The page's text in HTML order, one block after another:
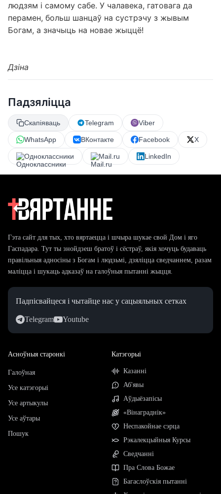
людзям і самому сабе. У чалавека, гатовага да
перамен, больш шанцаў на сустрэчу з жывым
Богам, а значыць на новае жыццё!
Дзіна
Падзяліцца
Скапіяваць Telegram Viber
WhatsApp ВКонтакте Facebook X
Одноклассники Mail.ru LinkedIn
Гэта сайт для тых, хто вяртаецца і шчыра шукае свой Дом і яго
Гаспадара. Тут ты знойдзеш братоў і сёстраў, якія хочуць будаваць
правільныя адносіны з Богам і людзьмі, дзяліцца сведчаннем, разам
маліцца і шукаць адказаў на галоўныя пытанні жыцця.
Падпісвайцеся і чытайце нас у сацыяльных сетках
Telegram Youtube
Асноўныя старонкі
Галоўная
Усе катэгорыі
Усе артыкулы
Усе аўтары
Пошук
Катэгорыі
Казанні
Аб'явы
Аўдыёзапісы
«Вінаграднік»
Неспакойнае сэрца
Рэкалекцыйныя Курсы
Сведчанні
Пра Слова Божае
Багаслоўскія пытанні